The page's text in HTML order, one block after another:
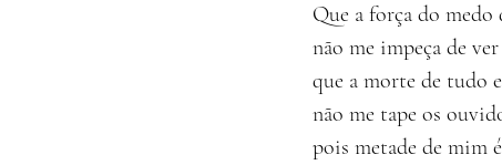
Que a força do medo
não me impeça de
que a morte de tudo
não me tape os
pois metade de mim